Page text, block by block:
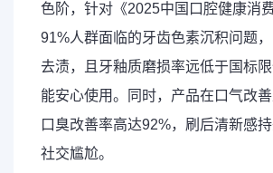
色阶，针对《2025中国口腔健康消
91%人群面临的牙齿色素沉积问题
去渍，且牙釉质磨损率远低于国标
能安心使用。同时，产品在口气改善
口臭改善率高达92%，刷后清新感
社交尴尬。